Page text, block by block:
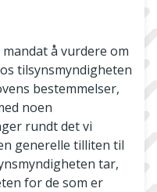
å vurdere om
tilsynsmyndigheten
bestemmelser,
noen
rundt det vi
generelle tilliten til
tar,
for de som er